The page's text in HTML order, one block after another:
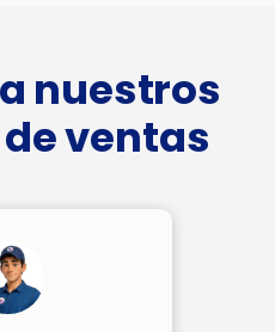
nuestros
ventas